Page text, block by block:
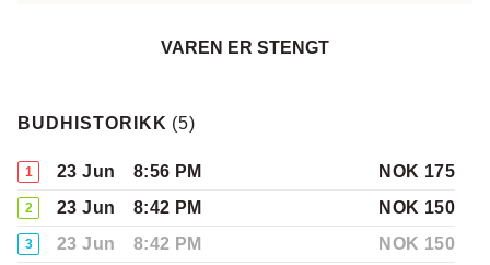
VAREN ER STENGT
BUDHISTORIKK (5)
1 23 Jun 8:56 PM NOK 175
2 23 Jun 8:42 PM NOK 150
3 23 Jun 8:42 PM NOK 150